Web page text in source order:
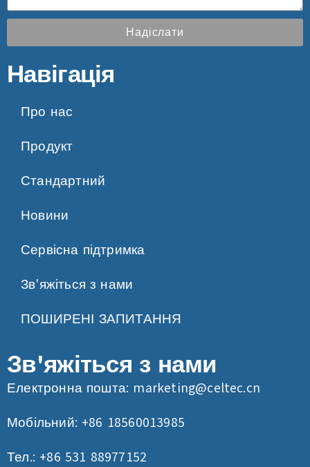
Надіслати
Навігація
Про нас
Продукт
Стандартний
Новини
Сервісна підтримка
Зв'яжіться з нами
ПОШИРЕНІ ЗАПИТАННЯ
Зв'яжіться з нами
Електронна пошта: marketing@celtec.cn
Мобільний: +86 18560013985
Тел.: +86 531 88977152